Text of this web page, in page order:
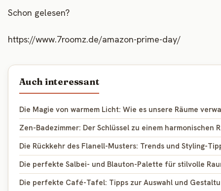
Schon gelesen?
https://www.7roomz.de/amazon-prime-day/
Auch interessant
Die Magie von warmem Licht: Wie es unsere Räume
Zen-Badezimmer: Der Schlüssel zu einem harmonischen
Die Rückkehr des Flanell-Musters: Trends und Styling-
Die perfekte Salbei- und Blauton-Palette für stilvolle
Die perfekte Café-Tafel: Tipps zur Auswahl und